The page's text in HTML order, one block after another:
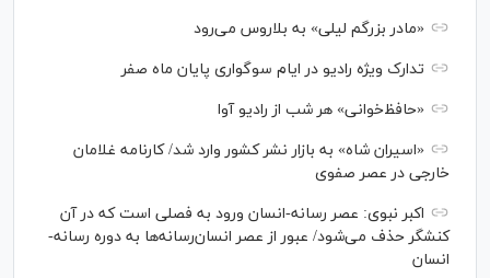
«مادر بزرگم لیلی» به بلاروس می‌رود
تدارک ویژه رادیو در ایام سوگواری پایان ماه صفر
«حافظ‌خوانی» هر شب از رادیو آوا
«اسیران شاه» به بازار نشر کشور وارد شد/ کارنامه غلامان
خارجی در عصر صفوی
اکبر نبوی: عصر رسانه-انسان ورود به فصلی است که در آن
کنشگر حذف می‌شود/ عبور از عصر انسان‌رسانه‌ها به دوره رسانه-
انسان